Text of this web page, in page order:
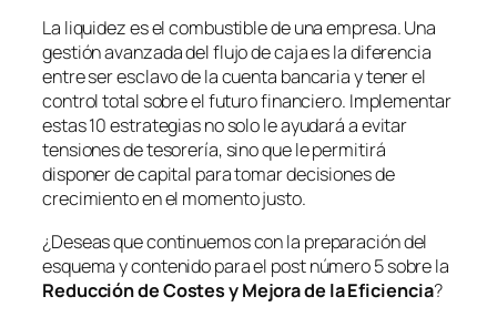
La liquidez es el combustible de una empresa. Una
gestión avanzada del flujo de caja es la diferencia
entre ser esclavo de la cuenta bancaria y tener el
control total sobre el futuro financiero. Implementar
estas 10 estrategias no solo le ayudará a evitar
tensiones de tesorería, sino que le permitirá
disponer de capital para tomar decisiones de
crecimiento en el momento justo.
¿Deseas que continuemos con la preparación del
esquema y contenido para el post número 5 sobre la
Reducción de Costes y Mejora de la Eficiencia?